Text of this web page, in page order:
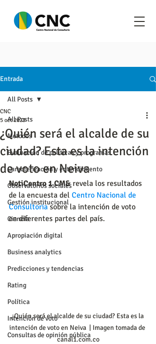
Entrada
All Posts
Metodos
Evaluación de políticas y programas
Caracterización y entendimiento
Observatorios sociales
Gestión institucional
Ciencia
Apropiación digital
Business analytics
Predicciones y tendencias
Rating
Política
Intención de voto
Consultas de opinión pública
All Posts
¿Quién será el alcalde de su
ciudad? Esta es la intención
de voto en Neiva
CNC
5 oct 2023
NotiCentro 1 CM& revela los resultados
de la encuesta del Centro Nacional de
Consultoría sobre la intención de voto
en diferentes partes del país.
¿Quién será el alcalde de su ciudad? Esta es la
intención de voto en Neiva  | Imagen tomada de
canal1.com.co